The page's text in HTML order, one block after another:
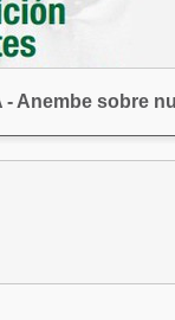
- Anembe sobre